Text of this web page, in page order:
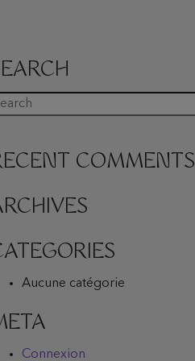
COMMENTS
Aucune catégorie
Connexion